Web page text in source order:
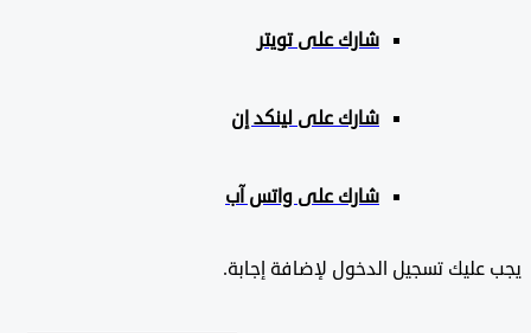
شارك على تويتر
شارك على لينكد إن
شارك على واتس آب
تسجيل الدخول لإضافة إجابة.